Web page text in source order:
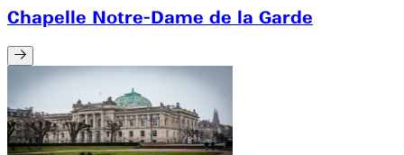
Chapelle Notre-Dame de la Garde